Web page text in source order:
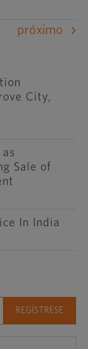
próximo
City,
Sale of
In India